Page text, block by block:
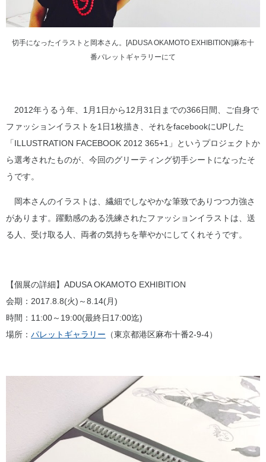
切手になったイラストと岡本さん。[ADUSA OKAMOTO EXHIBITION]麻布十
番パレットギャラリーにて
2012年うるう年、1月1日から12月31日までの366日間、ご自身で
ファッションイラストを1日1枚描き、それをfacebookにUPした
「ILLUSTRATION FACEBOOK 2012 365+1」というプロジェクトか
ら選考されたものが、今回のグリーティング切手シートになったそ
うです。
岡本さんのイラストは、繊細でしなやかな筆致でありつつ力強さ
があります。躍動感のある洗練されたファッションイラストは、送
る人、受け取る人、両者の気持ちを華やかにしてくれそうです。
【個展の詳細】ADUSA OKAMOTO EXHIBITION
会期：2017.8.8(火)～8.14(月)
時間：11:00～19:00(最終日17:00迄)
場所： パレットギャラリー （東京都港区麻布十番2-9-4）